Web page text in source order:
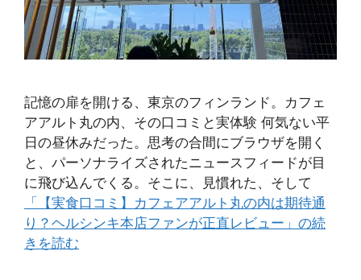
記憶の扉を開ける、東京のフィンランド。カフェ
アアルト丸の内、その口コミと実体験 何気ない平
日の昼休みだった。思考の合間にブラウザを開く
と、パーソナライズされたニュースフィードが目
に飛び込んでくる。そこに、見慣れた、そして
「【実食口コミ】カフェアアルト丸の内は期待通
り？ヘルシンキ本店ファンが正直レビュー」の続
きを読む